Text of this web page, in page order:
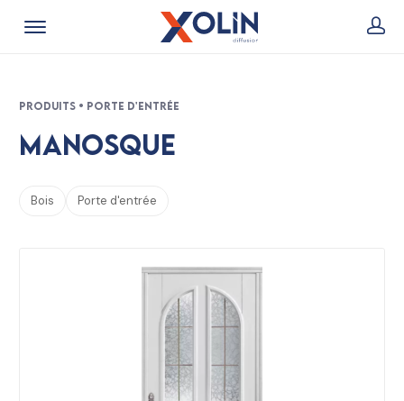
Produits • Porte d'entrée
Manosque
Bois Porte d'entrée